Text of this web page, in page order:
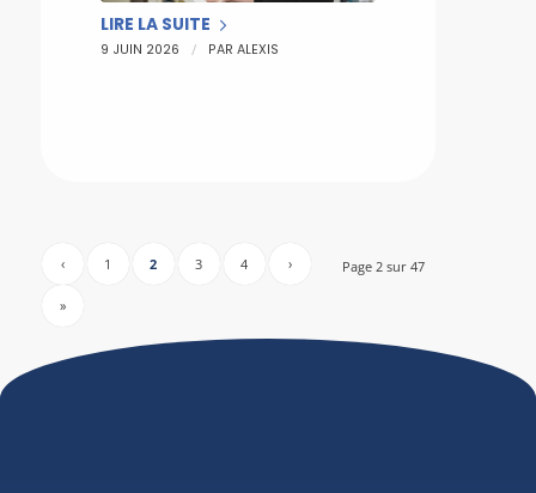
LIRE LA SUITE
9 JUIN 2026 / PAR ALEXIS
Page 2 sur 47
‹ 1 2 3 4 ›
»